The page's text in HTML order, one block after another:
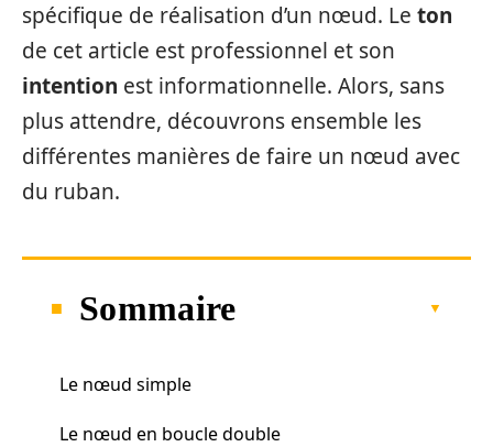
spécifique de réalisation d’un nœud. Le ton
de cet article est professionnel et son
intention est informationnelle. Alors, sans
plus attendre, découvrons ensemble les
différentes manières de faire un nœud avec
du ruban.
Sommaire
Le nœud simple
Le nœud en boucle double